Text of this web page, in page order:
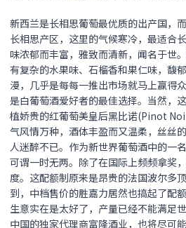
新西兰是长相思葡萄最优质的出产国，
长相思产区，这里的气候寒冷，最适合
味浓郁而丰富，雅致而清新，闻名于世
有复杂的水果味、石榴香和果仁味，馥
漫，几乎是每每一推出市场就马上赢得
是白葡萄酒爱好者的最佳选择。当然，
植娇贵的红葡萄美皇后黑比诺(Pinot
气风情万种，酒体丰盈而又温柔，丝丝
人迷醉不已。作为新世界葡萄酒中的一
可谓一时无两。除了在国际上频频拿奖
度。这配额制原来是昂贵的法国波尔
到，中档售价的胜嘉力居然也搞起了配
生意实在是太好了，产量已经不能满足
中国的独家代理商富隆酒业，也将尽可